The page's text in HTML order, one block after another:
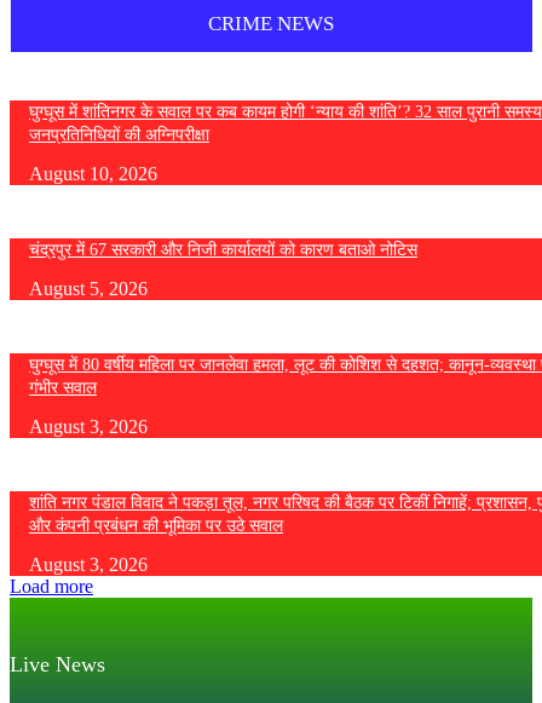
CRIME NEWS
घुग्घूस में शांतिनगर के सवाल पर कब कायम होगी ‘न्याय की शांति’? 32 साल पुरानी
जनप्रतिनिधियों की अग्निपरीक्षा
August 10, 2026
चंद्रपुर में 67 सरकारी और निजी कार्यालयों को कारण बताओ नोटिस
August 5, 2026
घुग्घूस में 80 वर्षीय महिला पर जानलेवा हमला, लूट की कोशिश से दहशत; कानून-व्यवस्था
गंभीर सवाल
August 3, 2026
शांति नगर पंडाल विवाद ने पकड़ा तूल, नगर परिषद की बैठक पर टिकीं निगाहें; प्रशासन,
और कंपनी प्रबंधन की भूमिका पर उठे सवाल
August 3, 2026
Load more
Live News